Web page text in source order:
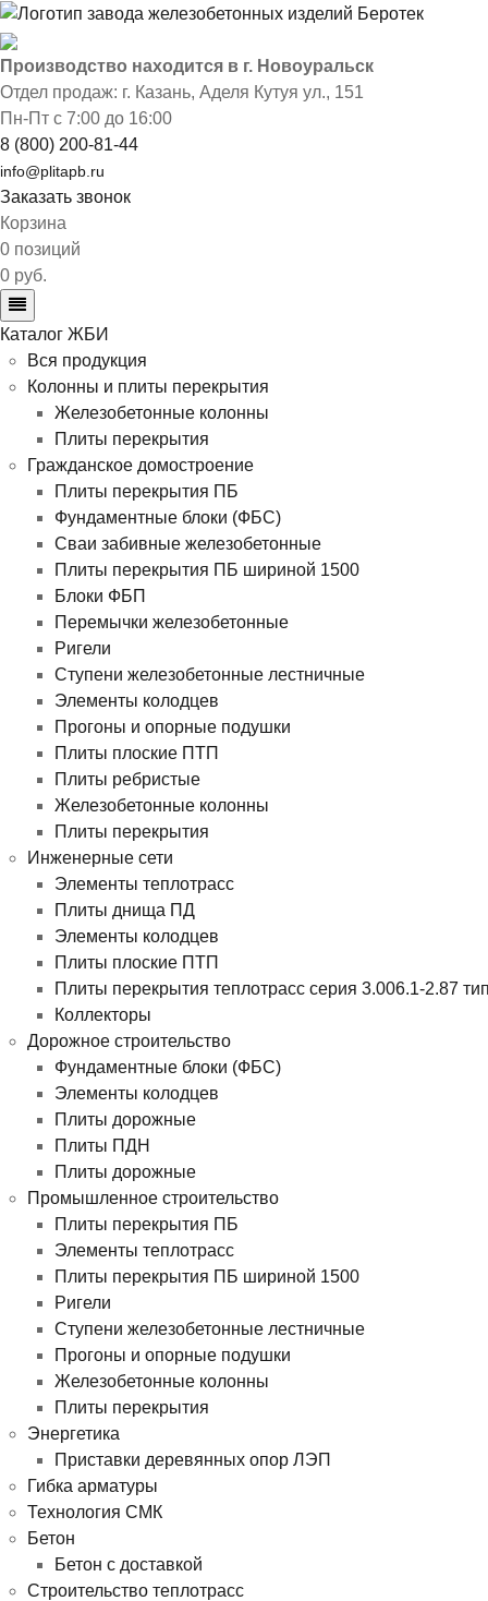
Производство находится в г. Новоуральск
Отдел продаж: г. Казань, Аделя Кутуя ул., 151
Пн-Пт с 7:00 до 16:00
8 (800) 200-81-44
info@plitapb.ru
Заказать звонок
Корзина
0 позиций
0 руб.
Каталог ЖБИ
Вся продукция
Колонны и плиты перекрытия
Железобетонные колонны
Плиты перекрытия
Гражданское домостроение
Плиты перекрытия ПБ
Фундаментные блоки (ФБС)
Сваи забивные железобетонные
Плиты перекрытия ПБ шириной 1500
Блоки ФБП
Перемычки железобетонные
Ригели
Ступени железобетонные лестничные
Элементы колодцев
Прогоны и опорные подушки
Плиты плоские ПТП
Плиты ребристые
Железобетонные колонны
Плиты перекрытия
Инженерные сети
Элементы теплотрасс
Плиты днища ПД
Элементы колодцев
Плиты плоские ПТП
Плиты перекрытия теплотрасс серия 3.006.1-2.87
Коллекторы
Дорожное строительство
Фундаментные блоки (ФБС)
Элементы колодцев
Плиты дорожные
Плиты ПДН
Плиты дорожные
Промышленное строительство
Плиты перекрытия ПБ
Элементы теплотрасс
Плиты перекрытия ПБ шириной 1500
Ригели
Ступени железобетонные лестничные
Прогоны и опорные подушки
Железобетонные колонны
Плиты перекрытия
Энергетика
Приставки деревянных опор ЛЭП
Гибка арматуры
Технология СМК
Бетон
Бетон с доставкой
Строительство теплотрасс